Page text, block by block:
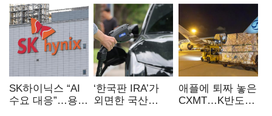
SK하이닉스 “AI
수요 대응”…용인
‘한국판 IRA’가
외면한 국산
애플에 퇴짜 놓은
CXMT…K반도체